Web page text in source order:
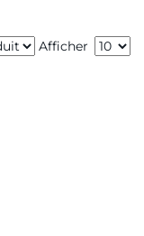
Afficher